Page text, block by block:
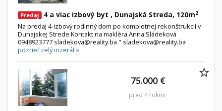
Predaj 4 a viac izbový byt , Dunajská Streda, 120m2
Na predaj 4-izbový rodinný dom po kompletnej rekonštrukcií v
Dunajskej Strede Kontakt na makléra Anna Sládeková
0948923777 sladekova@reality.ba " sladekova@reality.ba
pozrieť celý inzerát »
75.000 €
pred 4 rokmi